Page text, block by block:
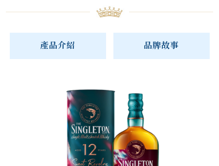
產品介紹 品牌故事